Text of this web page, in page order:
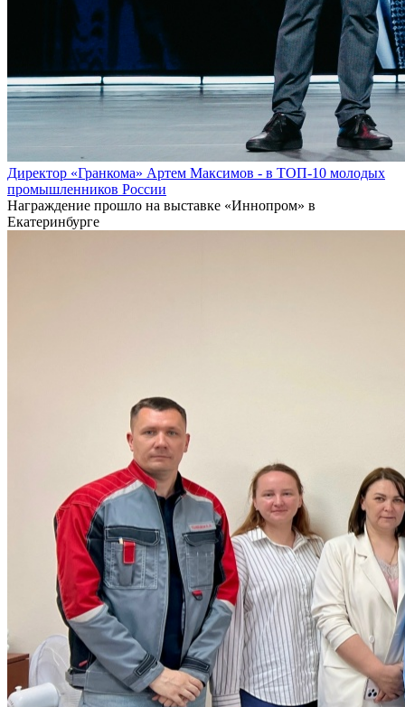
Директор «Гранкома» Артем Максимов - в ТОП-10 молодых
промышленников России
Награждение прошло на выставке «Иннопром» в
Екатеринбурге